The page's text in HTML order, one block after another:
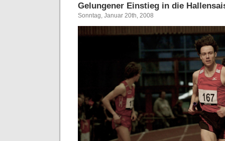
Gelungener Einstieg in die
Sonntag, Januar 20th, 2008